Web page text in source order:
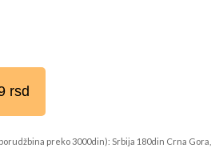
rsd
preko 3000din): Srbija 180din Crna Gora,